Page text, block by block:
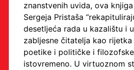
znanstvenih uvida, ova
Sergeja Pristaša
desetljeća rada u kazalištu i
zabljesne čitatelja kao
poetike i političke i
istovremeno. U virtuoznom